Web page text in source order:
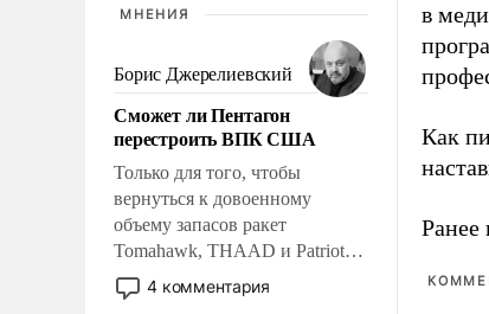
МНЕНИЯ
Борис Джерелиевский
Сможет ли Пентагон
перестроить ВПК США
Только для того, чтобы
вернуться к довоенному
объему запасов ракет
Tomahawk, THAAD и Patriot
США потребуется более трех
лет. Даже небольшая война с
4 комментария
в
Как
Ранее